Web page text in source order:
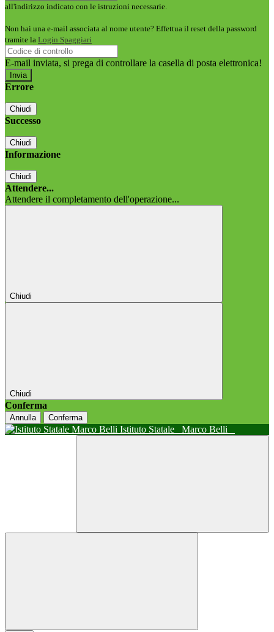
all'indirizzo indicato con le istruzioni necessarie.
Non hai una e-mail associata al nome utente? Effettua il reset della password
tramite la Login Spaggiari
E-mail inviata, si prega di controllare la casella di posta elettronica!
Errore
Chiudi
Successo
Chiudi
Informazione
Chiudi
Attendere...
Attendere il completamento dell'operazione...
Chiudi
Chiudi
Conferma
Annulla Conferma
Istituto Statale Marco Belli